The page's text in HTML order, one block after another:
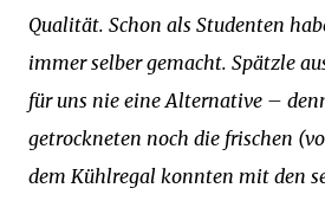
Qualität. Schon als Studenten
immer selber gemacht. Spätzle
für uns nie eine Alternative –
getrockneten noch die frischen
dem Kühlregal konnten mit den